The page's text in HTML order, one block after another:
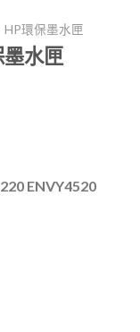
HP環保墨水匣
墨水匣
ENVY4520